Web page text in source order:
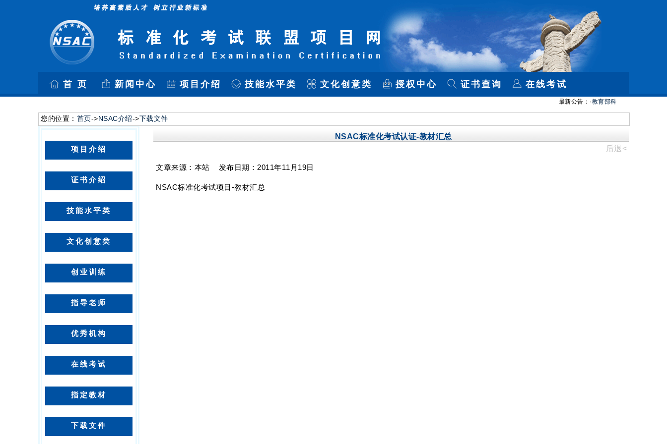
首 页 新闻中心 项目介绍 技能水平类 文化创意类 授权中心 证书查询 在线考试
最新公告：· 教育部科学技术与信息化司
您的位置： 首页->NSAC介绍->下载文件
项目介绍
证书介绍
技能水平类
文化创意类
创业训练
指导老师
优秀机构
在线考试
指定教材
下载文件
NSAC标准化考试认证-教材汇总
后退<
文章来源：本站 发布日期：2011年11月19日
NSAC标准化考试项目-教材汇总